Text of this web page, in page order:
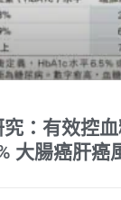
：有效控
大腸癌肝癌